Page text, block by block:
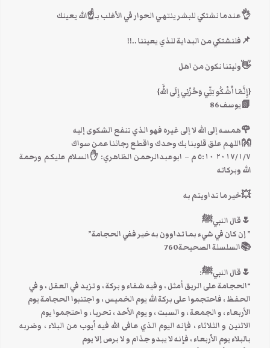
👌عندما نشتكي للبشر ينتهي الحوار في الأغلب بـ☝الله يعينك
📌فلنشتكي من البداية للذي يعيننا ..!!
👋وليتنا نكون من اهل
{إِنَّمَا أَشْكُو بَثِّي وَحُزْنِي إِلَى اللَّه}
📗يوسف86
🌹همسه إلى الله لا إلى غيره فهو الذي تنفع الشكوى إليه
👐اللهم علق قلوبنا بك وحدك واقطع رجائنا عمن سواك
٧‏/١‏/٢٠١٧ ٥:١٠ م – ابوعبدالرحمن الظاهري: ✋السلام عليكم ورحمة
الله وبركاته
💥خير ما تداويتم به
🌷قال النبيﷺ
” إن كان في شيء بما تداوون به خير ففي الحجامة”
📚السلسلة الصحيحة760
🌷قال النبيﷺ:
“الحجامة على الريق أمثل ، و فيه شفاء و بركة ، و تزيد في العقل ، و في
الحفظ ، فاحتجموا على بركة الله يوم الخميس ، و اجتنبوا الحجامة يوم
الأربعاء ، و الجمعة ، و السبت ، و يوم الأحد ، تحريا ، و احتجموا يوم
الاثنين و الثلاثاء ، فإنه اليوم الذي عافى الله فيه أيوب من البلاء ، وضربه
بالبلاء يوم الأربعاء ، فإنه لا يبدو جذام و لا برص إلا يوم